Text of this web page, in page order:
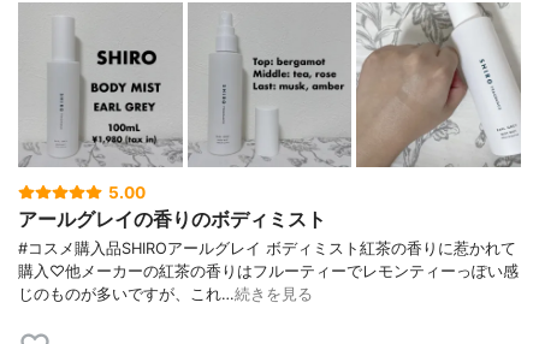
5.00
アールグレイの香りのボディミスト
#コスメ購入品SHIROアールグレイ ボディミスト紅茶の香りに惹かれて
購入♡他メーカーの紅茶の香りはフルーティーでレモンティーっぽい感
じのものが多いですが、これ…続きを見る